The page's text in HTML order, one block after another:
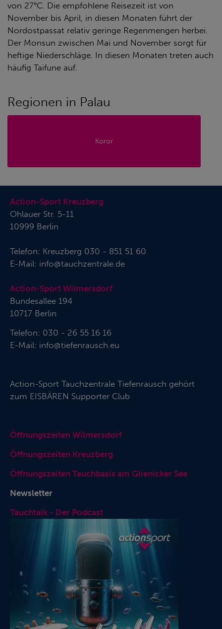
von 27°C. Die empfohlene Reisezeit ist von
November bis April, in diesen Monaten führt der
Nordostpassat relativ geringe Regenmengen herbei.
Der Monsun zwischen Mai und November sorgt für
heftige Niederschläge. In diesen Monaten treten auch
häufig Taifune auf.
Regionen in Palau
Koror
Action-Sport Kreuzberg
Ohlauer Str. 5-11
10999 Berlin
Telefon: Kreuzberg 030 - 851 51 60
E-Mail: info@tauchzentrale.de
Action-Sport Wilmersdorf
Bundesallee 194
10717 Berlin
Telefon: 030 - 26 55 16 16
E-Mail: info@tiefenrausch.eu
Action-Sport Tauchzentrale Tiefenrausch gehört
zum EISBÄREN Supporter Club
Öffnungszeiten Wilmersdorf
Öffnungszeiten Kreuzberg
Öffnungszeiten Tauchbasis am Glienicker See
Newsletter
Tauchtalk - Der Podcast